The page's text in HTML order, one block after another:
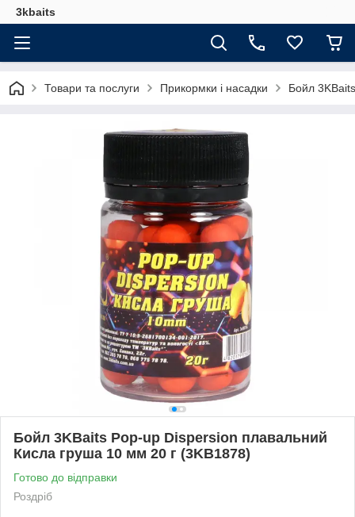
3kbaits
Товари та послуги Прикормки і насадки Бойл
Бойл 3KBaits Pop-up Dispersion плавальний
Кисла груша 10 мм 20 г (3KB1878)
Готово до відправки
Роздріб